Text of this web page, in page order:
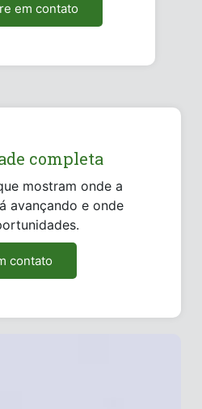
em contato
completa
mostram onde a
avançando e onde
contato